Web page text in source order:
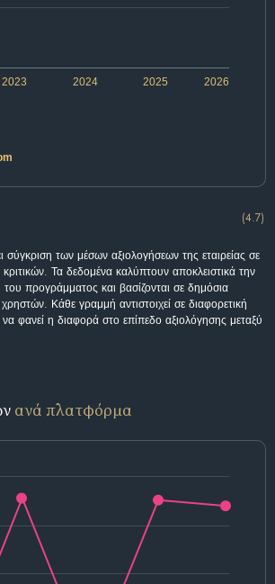
2024 2026
2023 2025
(4.7)
των μέσων αξιολογήσεων της εταιρείας σε
Τα δεδομένα καλύπτουν αποκλειστικά την
προγράμματος και βασίζονται σε δημόσια
χρηστών. Κάθε γραμμή αντιστοιχεί σε διαφορετική
φανεί η διαφορά στο επίπεδο αξιολόγησης μεταξύ
ανά πλατφόρμα